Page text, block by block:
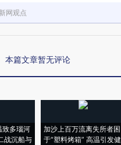
网观点
本篇文章暂无评论
致多瑙河
战沉船与
加沙上百万流离失所者困
于“塑料烤箱” 高温引发健